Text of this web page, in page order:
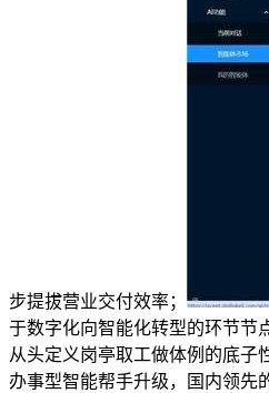
步提拔营业交付效率；
于数字化向智能化转型的环节节
从头定义岗亭取工做体例的底子
办事型智能帮手升级，国内领先